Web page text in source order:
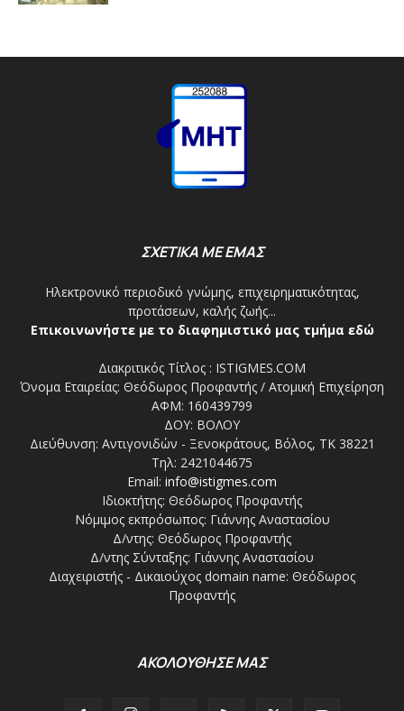
ΣΧΕΤΙΚΑ ΜΕ ΕΜΑΣ
Ηλεκτρονικό περιοδικό γνώμης, επιχειρηματικότητας,
προτάσεων, καλής ζωής...
Επικοινωνήστε με το διαφημιστικό μας τμήμα εδώ
Διακριτικός Τίτλος : ISTIGMES.COM
Όνομα Εταιρείας: Θεόδωρος Προφαντής / Ατομική Επιχείρηση
ΑΦΜ: 160439799
ΔΟΥ: ΒΟΛΟΥ
Διεύθυνση: Αντιγονιδών - Ξενοκράτους, Βόλος, ΤΚ 38221
Τηλ: 2421044675
Email: info@istigmes.com
Ιδιοκτήτης: Θεόδωρος Προφαντής
Νόμιμος εκπρόσωπος: Γιάννης Αναστασίου
Δ/ντης: Θεόδωρος Προφαντής
Δ/ντης Σύνταξης: Γιάννης Αναστασίου
Διαχειριστής - Δικαιούχος domain name: Θεόδωρος
Προφαντής
ΑΚΟΛΟΥΘΗΣΕ ΜΑΣ